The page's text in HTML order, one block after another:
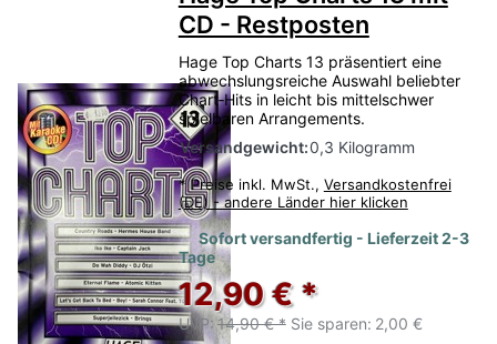
CD - Restposten
Hage Top Charts 13 präsentiert eine
abwechslungsreiche Auswahl beliebter
Chart‑Hits in leicht bis mittelschwer
spielbaren Arrangements.
Versandgewicht:0,3 Kilogramm
* Preise inkl. MwSt., Versandkostenfrei
(DE) - andere Länder hier klicken
Sofort versandfertig - Lieferzeit 2-3
Tage
12,90 € *
UVP: 14,90 € * Sie sparen: 2,00 €